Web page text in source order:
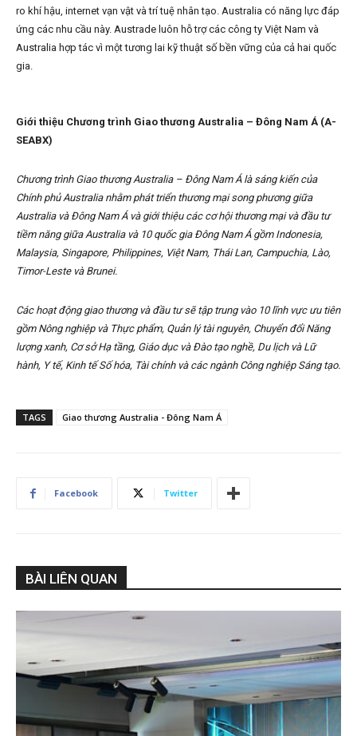
ro khí hậu, internet vạn vật và trí tuệ nhân tạo. Australia có năng lực đáp
ứng các nhu cầu này. Austrade luôn hỗ trợ các công ty Việt Nam và
Australia hợp tác vì một tương lai kỹ thuật số bền vững của cả hai quốc
gia.
Giới thiệu Chương trình Giao thương Australia – Đông Nam Á (A-
SEABX)
Chương trình Giao thương Australia – Đông Nam Á là sáng kiến của
Chính phủ Australia nhằm phát triển thương mại song phương giữa
Australia và Đông Nam Á và giới thiệu các cơ hội thương mại và đầu tư
tiềm năng giữa Australia và 10 quốc gia Đông Nam Á gồm Indonesia,
Malaysia, Singapore, Philippines, Việt Nam, Thái Lan, Campuchia, Lào,
Timor-Leste và Brunei.
Các hoạt động giao thương và đầu tư sẽ tập trung vào 10 lĩnh vực ưu tiên
gồm Nông nghiệp và Thực phẩm, Quản lý tài nguyên, Chuyển đổi Năng
lượng xanh, Cơ sở Hạ tầng, Giáo dục và Đào tạo nghề, Du lịch và Lữ
hành, Y tế, Kinh tế Số hóa, Tài chính và các ngành Công nghiệp Sáng tạo.
TAGS Giao thương Australia - Đông Nam Á
Facebook Twitter
BÀI LIÊN QUAN